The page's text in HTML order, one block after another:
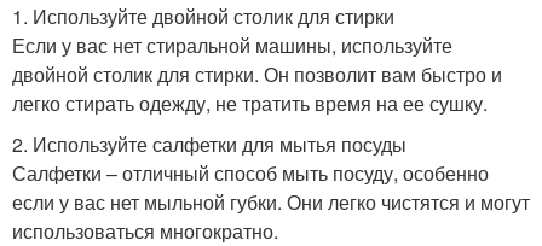
1. Используйте двойной столик для стирки
Если у вас нет стиральной машины, используйте
двойной столик для стирки. Он позволит вам быстро и
легко стирать одежду, не тратить время на ее сушку.
2. Используйте салфетки для мытья посуды
Салфетки – отличный способ мыть посуду, особенно
если у вас нет мыльной губки. Они легко чистятся и могут
использоваться многократно.